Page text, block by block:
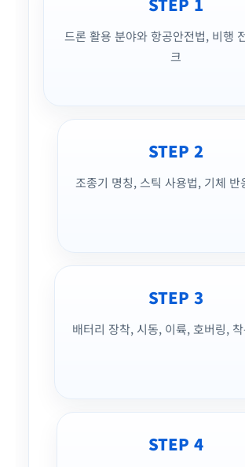
드론 활용 분야와 항공안전법, 비행
크
STEP 2
조종기 명칭, 스틱 사용법, 기체 반
STEP 3
배터리 장착, 시동, 이륙, 호버링,
STEP 4